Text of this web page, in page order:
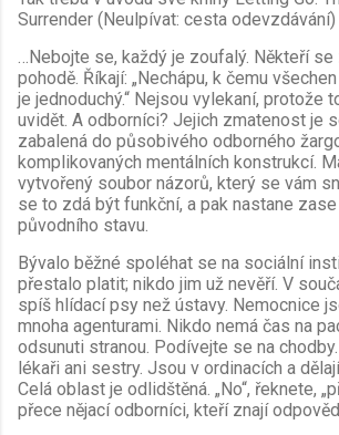
Surrender (Neulpívat: cesta odevzdávání)
…Nebojte se, každý je zoufalý. Někteří
pohodě. Říkají: „Nechápu, k čemu
je jednoduchý.“ Nejsou vylekaní, protože
uvidět. A odborníci? Jejich zmatenost je
zabalená do působivého odborného
komplikovaných mentálních konstrukcí.
vytvořený soubor názorů, který se vám
se to zdá být funkční, a pak nastane
původního stavu.
Bývalo běžné spoléhat se na sociální
přestalo platit; nikdo jim už nevěří. V
spíš hlídací psy než ústavy. Nemocnice
mnoha agenturami. Nikdo nemá čas na
odsunuti stranou. Podívejte se na
lékaři ani sestry. Jsou v ordinacích a
Celá oblast je odlidštěná. „No“, řeknete,
přece nějací odborníci, kteří znají